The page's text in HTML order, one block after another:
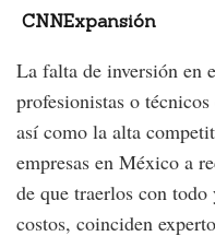
CNNExpansión
La falta de inversión en
profesionistas o
así como la alta
empresas en México a
de que traerlos con
costos, coinciden